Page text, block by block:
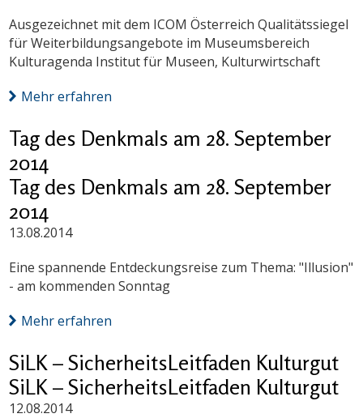
Ausgezeichnet mit dem ICOM Österreich Qualitätssiegel
für Weiterbildungsangebote im Museumsbereich
Kulturagenda Institut für Museen, Kulturwirtschaft
Mehr erfahren
Tag des Denkmals am 28. September
2014
Tag des Denkmals am 28. September
2014
13.08.2014
Eine spannende Entdeckungsreise zum Thema: "Illusion"
- am kommenden Sonntag
Mehr erfahren
SiLK – SicherheitsLeitfaden Kulturgut
SiLK – SicherheitsLeitfaden Kulturgut
12.08.2014